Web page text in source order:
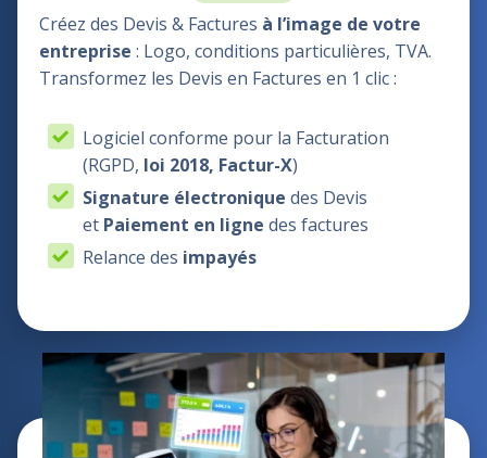
Créez des Devis & Factures à l’image de votre
entreprise : Logo, conditions particulières, TVA.
Transformez les Devis en Factures en 1 clic :
Logiciel conforme pour la Facturation
(RGPD, loi 2018, Factur-X)
Signature électronique des Devis
et Paiement en ligne des factures
Relance des impayés